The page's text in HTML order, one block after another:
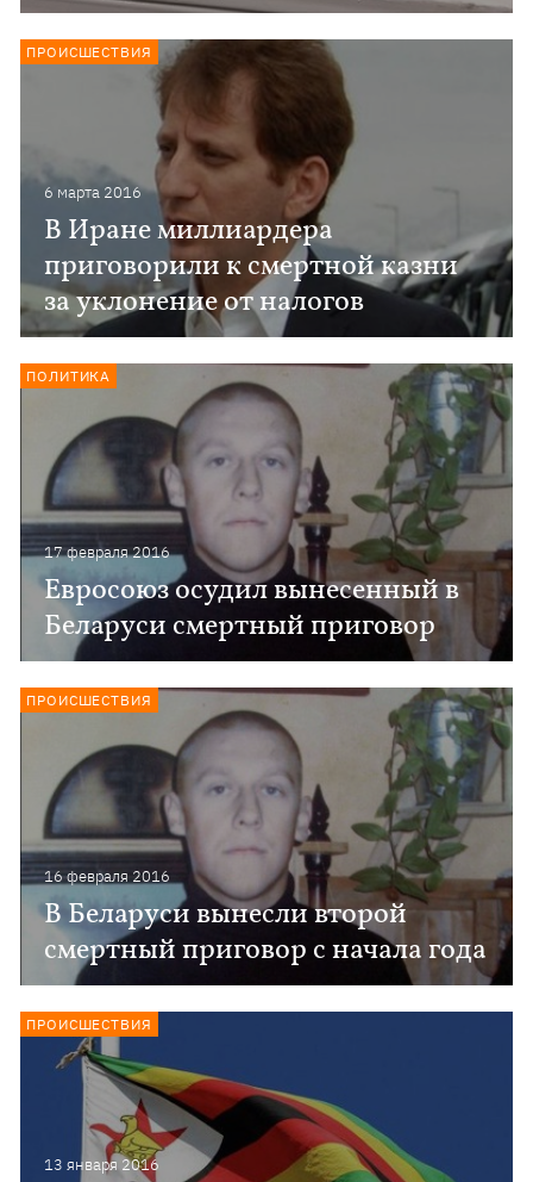
6 марта 2016
В Иране миллиардера
приговорили к смертной казни
за уклонение от налогов
ПРОИСШЕСТВИЯ
17 февраля 2016
Евросоюз осудил вынесенный в
Беларуси смертный приговор
ПОЛИТИКА
16 февраля 2016
В Беларуси вынесли второй
смертный приговор с начала года
ПРОИСШЕСТВИЯ
13 января 2016
ПРОИСШЕСТВИЯ